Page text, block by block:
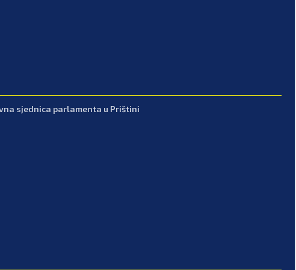
sjednica parlamenta u Prištini